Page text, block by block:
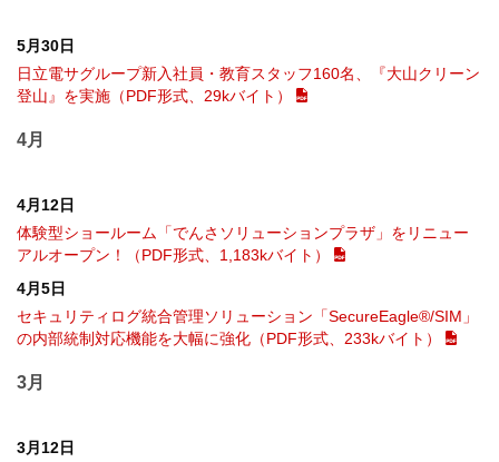
5月30日
日立電サグループ新入社員・教育スタッフ160名、『大山クリーン
登山』を実施（PDF形式、29kバイト）
4月
4月12日
体験型ショールーム「でんさソリューションプラザ」をリニュー
アルオープン！（PDF形式、1,183kバイト）
4月5日
セキュリティログ統合管理ソリューション「SecureEagle®/SIM」
の内部統制対応機能を大幅に強化（PDF形式、233kバイト）
3月
3月12日